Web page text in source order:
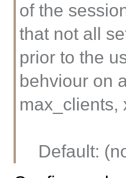
of the
that not all
prior to the
behviour on
max_clients,
Default: